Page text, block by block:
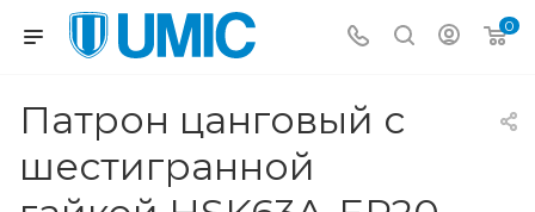
0
Патрон цанговый с
шестигранной